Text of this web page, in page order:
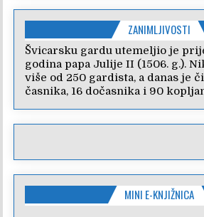
ZANIMLJIVOSTI
Švicarsku gardu utemeljio je
godina papa Julije II (1506. g.).
više od 250 gardista, a danas je
časnika, 16 dočasnika i 90
MINI E-KNJIŽNICA